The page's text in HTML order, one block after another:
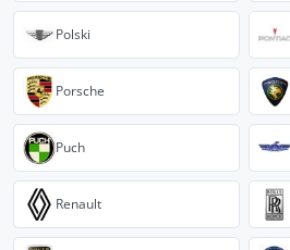
Polski
Porsche
Puch
Renault